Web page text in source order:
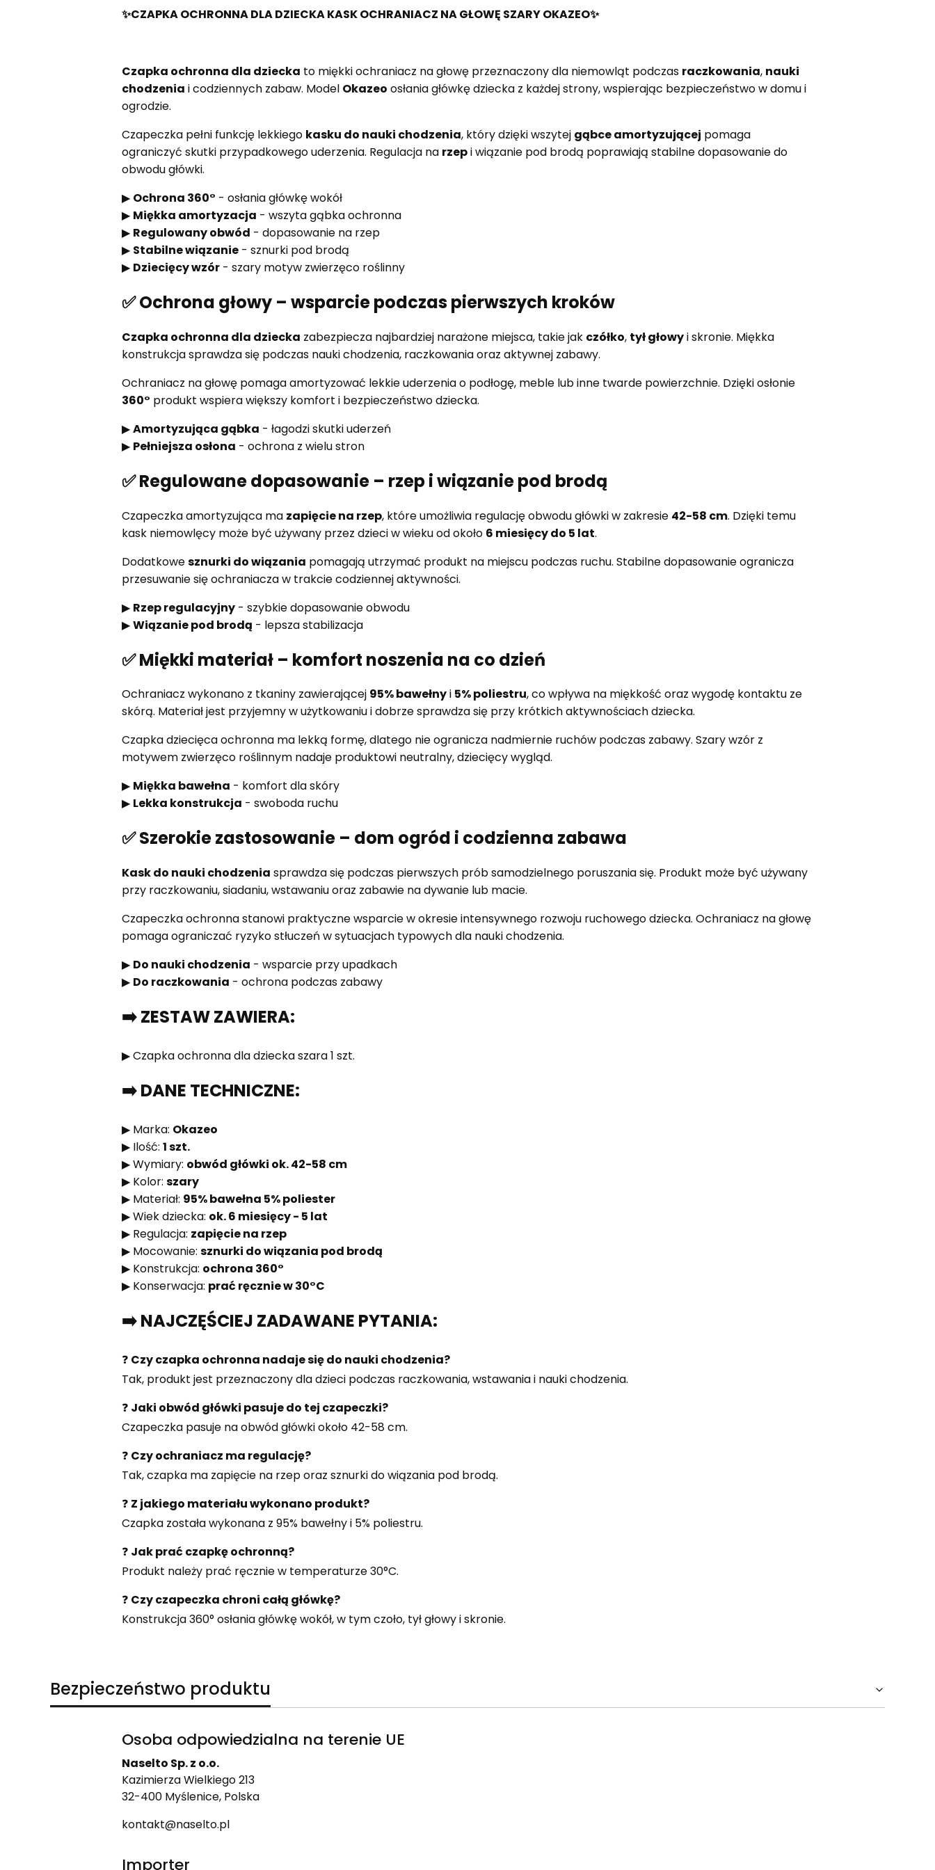
✨CZAPKA OCHRONNA DLA DZIECKA KASK OCHRANIACZ NA GŁOWĘ SZARY OKAZEO✨
Czapka ochronna dla dziecka to miękki ochraniacz na głowę przeznaczony dla niemowląt podczas raczkowania, nauki
chodzenia i codziennych zabaw. Model Okazeo osłania główkę dziecka z każdej strony, wspierając bezpieczeństwo w domu i
ogrodzie.
Czapeczka pełni funkcję lekkiego kasku do nauki chodzenia, który dzięki wszytej gąbce amortyzującej pomaga
ograniczyć skutki przypadkowego uderzenia. Regulacja na rzepi wiązanie pod brodą poprawiają stabilne dopasowanie do
obwodu główki.
▶ Ochrona 360° - osłania główkę wokół
▶ Miękka amortyzacja - wszyta gąbka ochronna
▶ Regulowany obwód - dopasowanie na rzep
▶ Stabilne wiązanie- sznurki pod brodą
▶ Dziecięcy wzór- szary motyw zwierzęco roślinny
✅ Ochrona głowy – wsparcie podczas pierwszych kroków
Czapka ochronna dla dziecka zabezpiecza najbardziej narażone miejsca, takie jak czółko, tył głowyi skronie. Miękka
konstrukcja sprawdza się podczas nauki chodzenia, raczkowania oraz aktywnej zabawy.
Ochraniacz na głowę pomaga amortyzować lekkie uderzenia o podłogę, meble lub inne twarde powierzchnie. Dzięki osłonie
360° produkt wspiera większy komfort i bezpieczeństwo dziecka.
▶Amortyzująca gąbka - łagodzi skutki uderzeń
▶ Pełniejsza osłona - ochrona z wielu stron
✅ Regulowane dopasowanie – rzep i wiązanie pod brodą
Czapeczka amortyzująca ma zapięcie na rzep, które umożliwia regulację obwodu główki w zakresie 42-58 cm. Dzięki temu
kask niemowlęcy może być używany przez dzieci w wieku od około 6 miesięcy do 5 lat.
Dodatkowesznurki do wiązania pomagają utrzymać produkt na miejscu podczas ruchu. Stabilne dopasowanie ogranicza
przesuwanie się ochraniacza w trakcie codziennej aktywności.
▶ Rzep regulacyjny- szybkie dopasowanie obwodu
▶Wiązanie pod brodą - lepsza stabilizacja
✅ Miękki materiał – komfort noszenia na co dzień
Ochraniacz wykonano z tkaniny zawierającej 95% bawełnyi 5% poliestru, co wpływa na miękkość oraz wygodę kontaktu ze
skórą. Materiał jest przyjemny w użytkowaniu i dobrze sprawdza się przy krótkich aktywnościach dziecka.
Czapka dziecięca ochronna ma lekką formę, dlatego nie ogranicza nadmiernie ruchów podczas zabawy. Szary wzór z
motywem zwierzęco roślinnym nadaje produktowi neutralny, dziecięcy wygląd.
▶ Miękka bawełna - komfort dla skóry
▶ Lekka konstrukcja - swoboda ruchu
✅ Szerokie zastosowanie – dom ogród i codzienna zabawa
Kask do nauki chodzenia sprawdza się podczas pierwszych prób samodzielnego poruszania się. Produkt może być używany
przy raczkowaniu, siadaniu, wstawaniu oraz zabawie na dywanie lub macie.
Czapeczka ochronna stanowi praktyczne wsparcie w okresie intensywnego rozwoju ruchowego dziecka. Ochraniacz na głowę
pomaga ograniczać ryzyko stłuczeń w sytuacjach typowych dla nauki chodzenia.
▶ Do nauki chodzenia - wsparcie przy upadkach
▶ Do raczkowania - ochrona podczas zabawy
➡️ ZESTAW ZAWIERA:
▶ Czapka ochronna dla dziecka szara 1 szt.
➡️ DANE TECHNICZNE:
▶ Marka: Okazeo
▶ Ilość: 1 szt.
▶ Wymiary: obwód główki ok. 42-58 cm
▶ Kolor: szary
▶ Materiał: 95% bawełna 5% poliester
▶ Wiek dziecka: ok. 6 miesięcy - 5 lat
▶ Regulacja: zapięcie na rzep
▶ Mocowanie: sznurki do wiązania pod brodą
▶ Konstrukcja: ochrona 360°
▶ Konserwacja: prać ręcznie w 30°C
➡️ NAJCZĘŚCIEJ ZADAWANE PYTANIA:
❓ Czy czapka ochronna nadaje się do nauki chodzenia?
Tak, produkt jest przeznaczony dla dzieci podczas raczkowania, wstawania i nauki chodzenia.
❓ Jaki obwód główki pasuje do tej czapeczki?
Czapeczka pasuje na obwód główki około 42-58 cm.
❓ Czy ochraniacz ma regulację?
Tak, czapka ma zapięcie na rzep oraz sznurki do wiązania pod brodą.
❓ Z jakiego materiału wykonano produkt?
Czapka została wykonana z 95% bawełny i 5% poliestru.
❓ Jak prać czapkę ochronną?
Produkt należy prać ręcznie w temperaturze 30°C.
❓ Czy czapeczka chroni całą główkę?
Konstrukcja 360° osłania główkę wokół, w tym czoło, tył głowy i skronie.
Bezpieczeństwo produktu
Osoba odpowiedzialna na terenie UE
Naselto Sp. z o.o.
Kazimierza Wielkiego 213
32-400 Myślenice, Polska
kontakt@naselto.pl
Importer